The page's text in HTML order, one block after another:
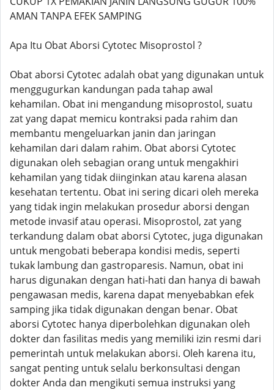
AMAN TANPA EFEK SAMPING
Apa Itu Obat Aborsi Cytotec Misoprostol ?
Obat aborsi Cytotec adalah obat yang digunakan untuk
menggugurkan kandungan pada tahap awal
kehamilan. Obat ini mengandung misoprostol, suatu
zat yang dapat memicu kontraksi pada rahim dan
membantu mengeluarkan janin dan jaringan
kehamilan dari dalam rahim. Obat aborsi Cytotec
digunakan oleh sebagian orang untuk mengakhiri
kehamilan yang tidak diinginkan atau karena alasan
kesehatan tertentu. Obat ini sering dicari oleh mereka
yang tidak ingin melakukan prosedur aborsi dengan
metode invasif atau operasi. Misoprostol, zat yang
terkandung dalam obat aborsi Cytotec, juga digunakan
untuk mengobati beberapa kondisi medis, seperti
tukak lambung dan gastroparesis. Namun, obat ini
harus digunakan dengan hati-hati dan hanya di bawah
pengawasan medis, karena dapat menyebabkan efek
samping jika tidak digunakan dengan benar. Obat
aborsi Cytotec hanya diperbolehkan digunakan oleh
dokter dan fasilitas medis yang memiliki izin resmi dari
pemerintah untuk melakukan aborsi. Oleh karena itu,
sangat penting untuk selalu berkonsultasi dengan
dokter Anda dan mengikuti semua instruksi yang